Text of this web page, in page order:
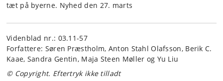
tæt på byerne. Nyhed den 27. marts
Videnblad nr.: 03.11-57
Forfattere: Søren Præstholm, Anton Stahl Olafsson, Berik C.
Kaae, Sandra Gentin, Maja Steen Møller og Yu Liu
© Copyright. Eftertryk ikke tilladt